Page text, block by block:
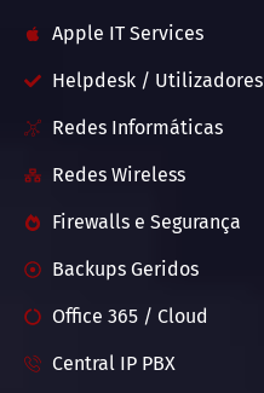
Apple IT Services
Helpdesk / Utilizadores
Redes Informáticas
Redes Wireless
Firewalls e Segurança
Backups Geridos
Office 365 / Cloud
Central IP PBX